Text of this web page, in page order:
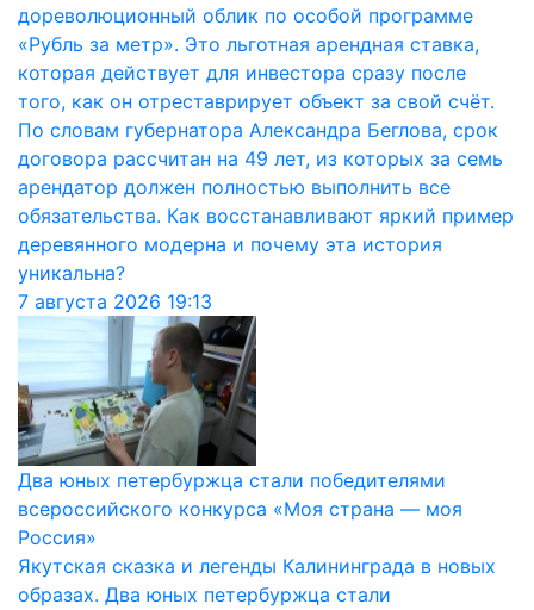
дореволюционный облик по особой программе
«Рубль за метр». Это льготная арендная ставка,
которая действует для инвестора сразу после
того, как он отреставрирует объект за свой счёт.
По словам губернатора Александра Беглова, срок
договора рассчитан на 49 лет, из которых за семь
арендатор должен полностью выполнить все
обязательства. Как восстанавливают яркий пример
деревянного модерна и почему эта история
уникальна?
7 августа 2026 19:13
Два юных петербуржца стали победителями
всероссийского конкурса «Моя страна — моя
Россия»
Якутская сказка и легенды Калининграда в новых
образах. Два юных петербуржца стали